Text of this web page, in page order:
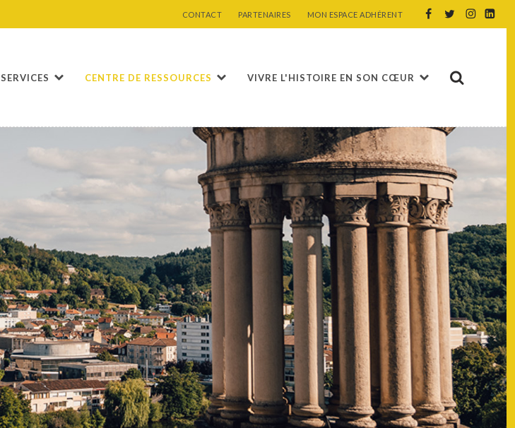
CONTACT PARTENAIRES MON ESPACE ADHÉRENT
SERVICES CENTRE DE RESSOURCES VIVRE L'HISTOIRE EN SON CŒUR